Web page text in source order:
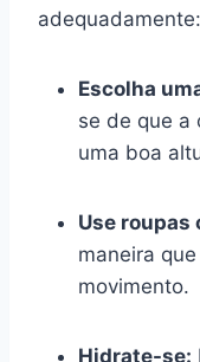
adequadamente:
Escolha
se de que a
uma boa
Use
maneira
movimento.
Hidrate-se: